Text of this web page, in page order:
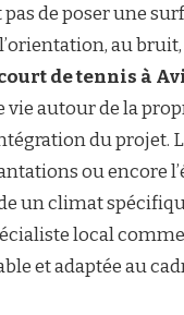
de poser une
au
de tennis à
vie autour de la
du projet.
ou encore
un climat
local
et adaptée au